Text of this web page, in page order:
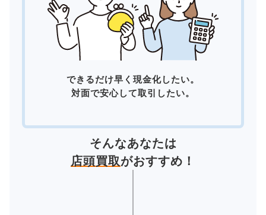
できるだけ早く現金化したい。
対面で安心して取引したい。
そんなあなたは
店頭買取がおすすめ！